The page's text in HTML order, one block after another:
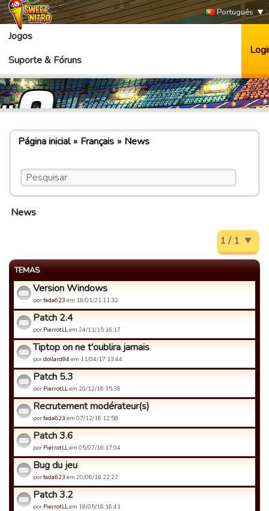
Português
Jogos
Suporte & Fóruns
Página inicial Français News
News
1 / 1
TEMAS
Version Windows
porfada623 em 18/01/21 11:32
Patch 2.4
por PierrotLLem 24/11/15 16:17
Tiptop on ne t'oublira jamais
pordollard84 em 11/04/17 13:44
Patch 5.3
por PierrotLLem 20/12/16 15:36
Recrutement modérateur(s)
porfada623 em 07/12/16 12:58
Patch 3.6
por PierrotLLem 05/07/16 17:04
Bug du jeu
porfada623 em 20/06/16 22:27
Patch 3.2
por PierrotLLem 18/05/16 16:41